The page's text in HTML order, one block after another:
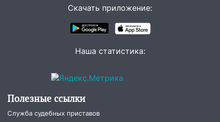
Ульяновске останется закрытым до
деньгами, а кого ждет неожиданная
04:47 В Ульяновской области объявили
Скачать приложение:
Наша статистика:
Полезные ссылки
Служба судебных приставов